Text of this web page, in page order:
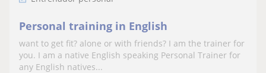
Personal training in English
want to get fit? alone or with friends? I am the trainer for
you. I am a native English speaking Personal Trainer for
any English natives...